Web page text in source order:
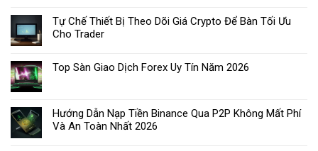
Tự Chế Thiết Bị Theo Dõi Giá Crypto Để Bàn Tối Ưu
Cho Trader
Top Sàn Giao Dịch Forex Uy Tín Năm 2026
Hướng Dẫn Nạp Tiền Binance Qua P2P Không Mất Phí
Và An Toàn Nhất 2026